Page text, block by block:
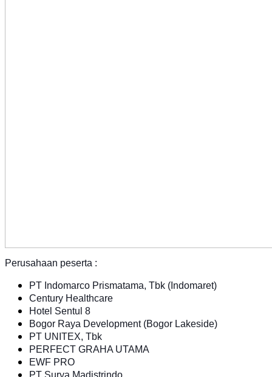
Perusahaan peserta :
PT Indomarco Prismatama, Tbk (Indomaret)
Century Healthcare
Hotel Sentul 8
Bogor Raya Development (Bogor Lakeside)
PT UNITEX, Tbk
PERFECT GRAHA UTAMA
EWF PRO